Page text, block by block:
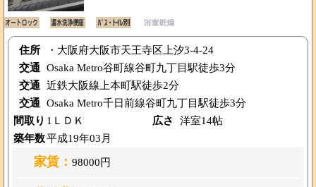
住所
・大阪府大阪市天王寺区上汐3-4-24
交通 Osaka Metro谷町線谷町九丁目駅徒歩3分
交通 近鉄大阪線上本町駅徒歩2分
交通 Osaka Metro千日前線谷町九丁目駅徒歩3分
間取り 1ＬＤＫ 広さ
洋室14帖
築年数平成19年03月
家賃： 98000円